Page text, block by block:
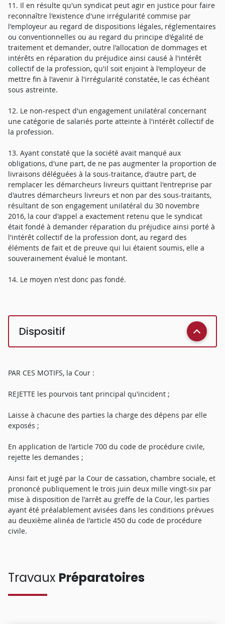
11. Il en résulte qu'un syndicat peut agir en justice pour faire
reconnaître l'existence d'une irrégularité commise par
l'employeur au regard de dispositions légales, réglementaires
ou conventionnelles ou au regard du principe d'égalité de
traitement et demander, outre l'allocation de dommages et
intérêts en réparation du préjudice ainsi causé à l'intérêt
collectif de la profession, qu'il soit enjoint à l'employeur de
mettre fin à l'avenir à l'irrégularité constatée, le cas échéant
sous astreinte.
12. Le non-respect d'un engagement unilatéral concernant
une catégorie de salariés porte atteinte à l'intérêt collectif de
la profession.
13. Ayant constaté que la société avait manqué aux
obligations, d'une part, de ne pas augmenter la proportion de
livraisons déléguées à la sous-traitance, d'autre part, de
remplacer les démarcheurs livreurs quittant l'entreprise par
d'autres démarcheurs livreurs et non par des sous-traitants,
résultant de son engagement unilatéral du 30 novembre
2016, la cour d'appel a exactement retenu que le syndicat
était fondé à demander réparation du préjudice ainsi porté à
l'intérêt collectif de la profession dont, au regard des
éléments de fait et de preuve qui lui étaient soumis, elle a
souverainement évalué le montant.
14. Le moyen n'est donc pas fondé.
Dispositif
PAR CES MOTIFS, la Cour :
REJETTE les pourvois tant principal qu'incident ;
Laisse à chacune des parties la charge des dépens par elle
exposés ;
En application de l'article 700 du code de procédure civile,
rejette les demandes ;
Ainsi fait et jugé par la Cour de cassation, chambre sociale, et
prononcé publiquement le trois juin deux mille vingt-six par
mise à disposition de l'arrêt au greffe de la Cour, les parties
ayant été préalablement avisées dans les conditions prévues
au deuxième alinéa de l'article 450 du code de procédure
civile.
Travaux Préparatoires